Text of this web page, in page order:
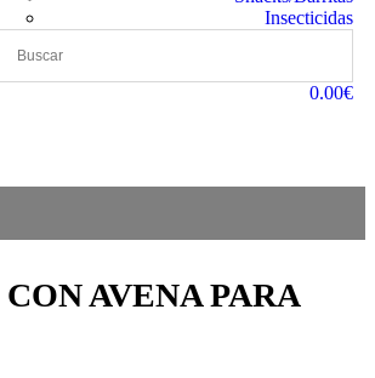
Insecticidas
0.00€
AVENA PARA